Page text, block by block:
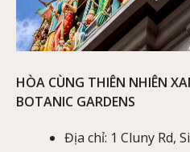
HÒA CÙNG THIÊN NHIÊN
BOTANIC GARDENS
Địa chỉ: 1 Cluny Rd,